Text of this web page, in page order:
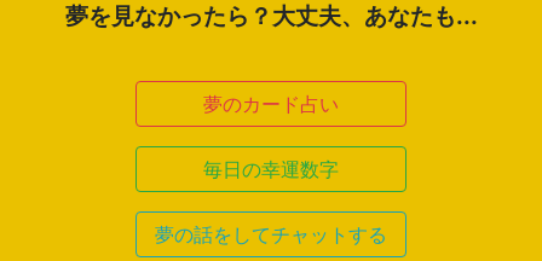
夢を見なかったら？大丈夫、あなたも...
夢のカード占い
毎日の幸運数字
夢の話をしてチャットする